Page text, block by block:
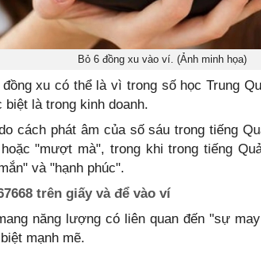
Bỏ 6 đồng xu vào ví. (Ảnh minh họa)
xu có thể là vì trong số học Trung
biệt là trong kinh doanh.
cách phát âm của số sáu trong tiếng
"mượt mà", trong khi trong tiếng
và "hạnh phúc".
trên giấy và để vào ví
năng lượng có liên quan đến "sự
mạnh mẽ.